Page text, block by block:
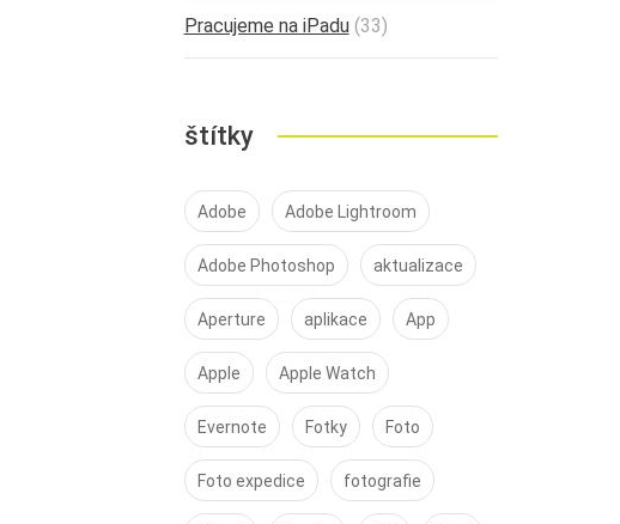
Pracujeme na iPadu(33)
štítky
Adobe Adobe Lightroom
Adobe Photoshop aktualizace
Aperture aplikace App
Apple Apple Watch
Evernote Fotky Foto
Foto expedice fotografie